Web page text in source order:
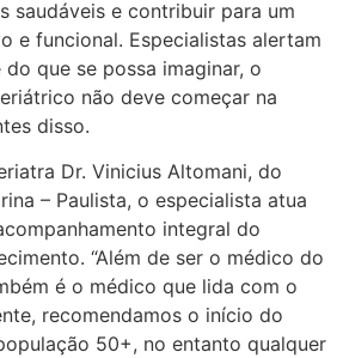
saudáveis e contribuir para um
e funcional. Especialistas alertam
que se possa imaginar, o
não deve começar na
disso.
Dr. Vinicius Altomani, do
– Paulista, o especialista atua
integral do
“Além de ser o médico do
é o médico que lida com o
recomendamos o início do
50+, no entanto qualquer